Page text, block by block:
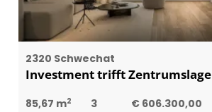
2320 Schwechat
Investment trifft Zentrumslage
85,67 m2 3 € 606.300,00